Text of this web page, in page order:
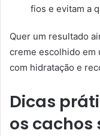
fios e evitam a
Quer um resultado
creme escolhido em
com hidratação e
Dicas
os cachos